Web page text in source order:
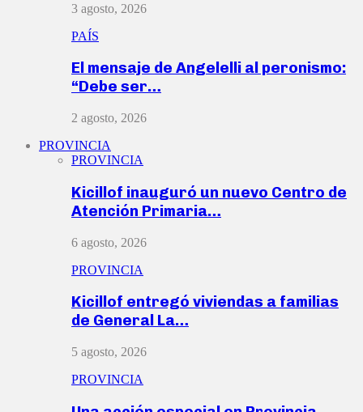
3 agosto, 2026
PAÍS
El mensaje de Angelelli al peronismo:
“Debe ser…
2 agosto, 2026
PROVINCIA
PROVINCIA
Kicillof inauguró un nuevo Centro de
Atención Primaria…
6 agosto, 2026
PROVINCIA
Kicillof entregó viviendas a familias
de General La…
5 agosto, 2026
PROVINCIA